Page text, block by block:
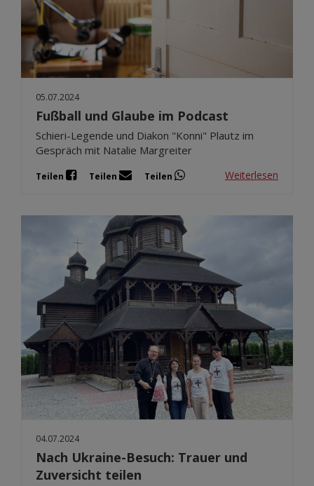
05.07.2024
Fußball und Glaube im Podcast
Schieri-Legende und Diakon "Konni" Plautz im
Gespräch mit Natalie Margreiter
Teilen Teilen Teilen Weiterlesen
04.07.2024
Nach Ukraine-Besuch: Trauer und
Zuversicht teilen